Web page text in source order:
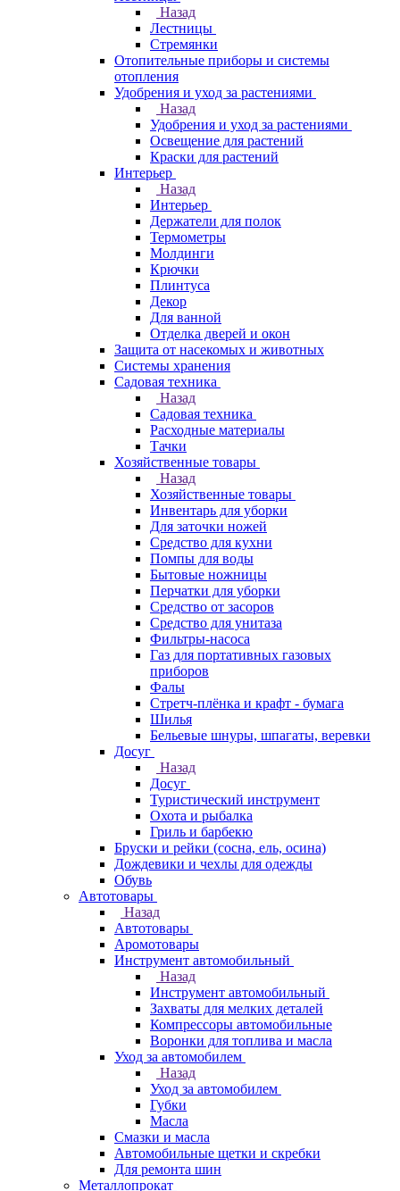
Назад
Лестницы
Стремянки
Отопительные приборы и системы
отопления
Удобрения и уход за растениями
Назад
Удобрения и уход за растениями
Освещение для растений
Краски для растений
Интерьер
Назад
Интерьер
Держатели для полок
Термометры
Молдинги
Крючки
Плинтуса
Декор
Для ванной
Отделка дверей и окон
Защита от насекомых и животных
Системы хранения
Садовая техника
Назад
Садовая техника
Расходные материалы
Тачки
Хозяйственные товары
Назад
Хозяйственные товары
Инвентарь для уборки
Для заточки ножей
Средство для кухни
Помпы для воды
Бытовые ножницы
Перчатки для уборки
Средство от засоров
Средство для унитаза
Фильтры-насоса
Газ для портативных газовых
приборов
Фалы
Стретч-плёнка и крафт - бумага
Шилья
Бельевые шнуры, шпагаты, веревки
Досуг
Назад
Досуг
Туристический инструмент
Охота и рыбалка
Гриль и барбекю
Бруски и рейки (сосна, ель, осина)
Дождевики и чехлы для одежды
Обувь
Автотовары
Назад
Автотовары
Аромотовары
Инструмент автомобильный
Назад
Инструмент автомобильный
Захваты для мелких деталей
Компрессоры автомобильные
Воронки для топлива и масла
Уход за автомобилем
Назад
Уход за автомобилем
Губки
Масла
Смазки и масла
Автомобильные щетки и скребки
Для ремонта шин
Металлопрокат